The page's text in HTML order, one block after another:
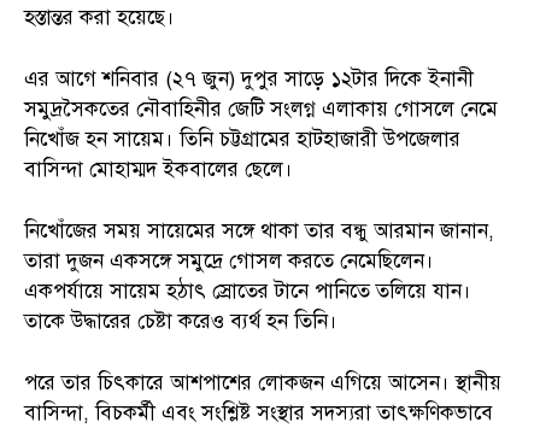
হস্তান্তর করা হয়েছে।
এর আগে শনিবার (২৭ জুন) দুপুর সাড়ে ১২টার দিকে ইনানী
সমুদ্রসৈকতের নৌবাহিনীর জেটি সংলগ্ন এলাকায় গোসলে নেমে
নিখোঁজ হন সায়েম। তিনি চট্টগ্রামের হাটহাজারী উপজেলার
বাসিন্দা মোহাম্মদ ইকবালের ছেলে।
নিখোঁজের সময় সায়েমের সঙ্গে থাকা তার বন্ধু আরমান জানান,
তারা দুজন একসঙ্গে সমুদ্রে গোসল করতে নেমেছিলেন।
একপর্যায়ে সায়েম হঠাৎ স্রোতের টানে পানিতে তলিয়ে যান।
তাকে উদ্ধারের চেষ্টা করেও ব্যর্থ হন তিনি।
পরে তার চিৎকারে আশপাশের লোকজন এগিয়ে আসেন। স্থানীয়
বাসিন্দা, বিচকর্মী এবং সংশ্লিষ্ট সংস্থার সদস্যরা তাৎক্ষণিকভাবে